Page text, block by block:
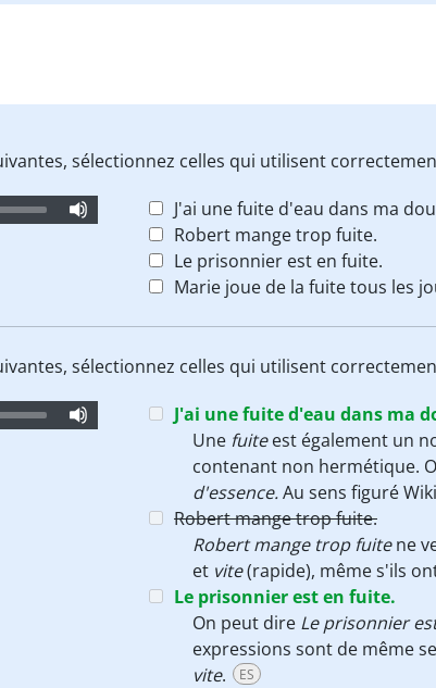
sélectionnez celles qui utilisent
J'ai une fuite d'eau dans ma
Robert mange trop fuite.
Le prisonnier est en fuite.
Marie joue de la fuite tous les
sélectionnez celles qui utilisent
J'ai une fuite d'eau dans ma
Une fuiteest également un
contenant non hermétique.
d'essence.Au sens figuré
Robert mange trop fuite.
Robert mange trop fuitene
et vite(rapide), même s'ils
Le prisonnier est en fuite.
On peut dire Le prisonnier
expressions sont de même
vite. ES